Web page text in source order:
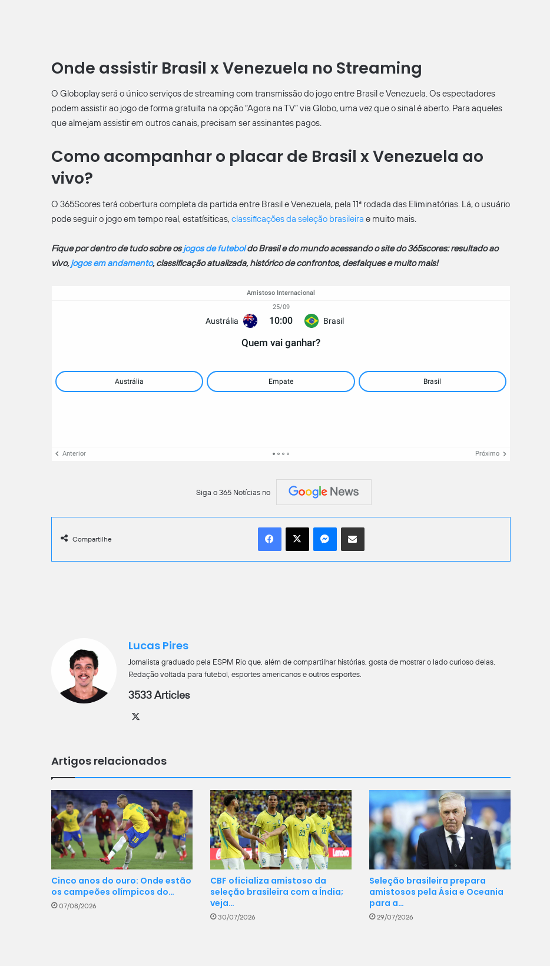
Onde assistir Brasil x Venezuela no Streaming
O Globoplay será o único serviços de streaming com transmissão do jogo entre Brasil e Venezuela. Os espectadores
podem assistir ao jogo de forma gratuita na opção “Agora na TV” via Globo, uma vez que o sinal é aberto. Para aqueles
que almejam assistir em outros canais, precisam ser assinantes pagos.
Como acompanhar o placar de Brasil x Venezuela ao
vivo?
O 365Scores terá cobertura completa da partida entre Brasil e Venezuela, pela 11ª rodada das Eliminatórias. Lá, o usuário
pode seguir o jogo em tempo real, estatísiticas,classificações da seleção brasileira e muito mais.
Fique por dentro de tudo sobre osjogos de futeboldo Brasil e do mundoacessando o site do 365scores: resultado ao
vivo,jogos em andamento, classificação atualizada, histórico de confrontos, desfalques e muito mais!
Amistoso Internacional
Austrália
25/09
10:00 Brasil
Quem vai ganhar?
Austrália Empate Brasil
Anterior Próximo
Siga o 365 Notícias no
Compartilhe
Facebook
X MessengerCompartilhar por e-mail
Lucas Pires
Jornalista graduado pela ESPM Rio que, além de compartilhar histórias, gosta de mostrar o lado curioso delas.
Redação voltada para futebol, esportes americanos e outros esportes.
3533 Articles
Artigos relacionados
Cinco anos do ouro: Onde estão
os campeões olímpicos do…
07/08/2026
CBF oficializa amistoso da
seleção brasileira com a Índia;
veja…
30/07/2026
Seleção brasileira prepara
amistosos pela Ásia e Oceania
para a…
29/07/2026